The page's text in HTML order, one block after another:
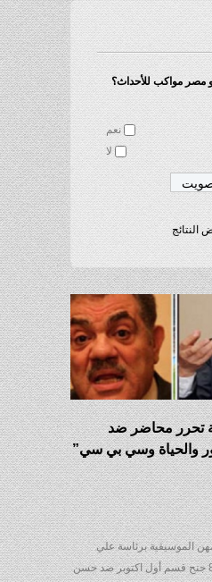
للأحداث؟
نعم
ضد
وسي بي سي”
برئاسة علي
8047 جنح قسم أول اكتوبر ضد حسن